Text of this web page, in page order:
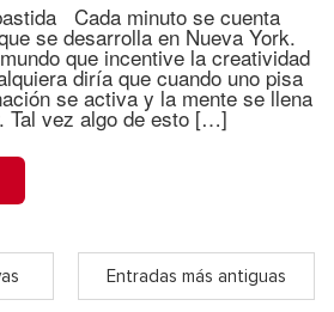
Cada minuto se cuenta
se desarrolla en Nueva York.
que incentive la creatividad
diría que cuando uno pisa
se activa y la mente se llena
Tal vez algo de esto […]
Entradas más antiguas